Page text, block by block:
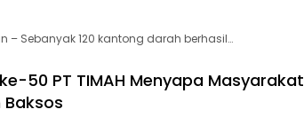
– Sebanyak 120 kantong darah berhasil…
50 PT TIMAH Menyapa Masyarakat
Baksos